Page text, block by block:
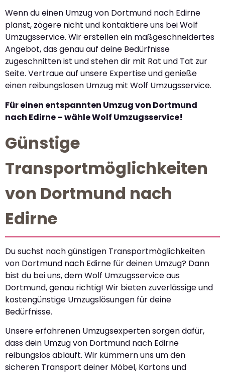
Wenn du einen Umzug von Dortmund nach Edirne
planst, zögere nicht und kontaktiere uns bei Wolf
Umzugsservice. Wir erstellen ein maßgeschneidertes
Angebot, das genau auf deine Bedürfnisse
zugeschnitten ist und stehen dir mit Rat und Tat zur
Seite. Vertraue auf unsere Expertise und genieße
einen reibungslosen Umzug mit Wolf Umzugsservice.
Für einen entspannten Umzug von Dortmund
nach Edirne – wähle Wolf Umzugsservice!
Günstige
Transportmöglichkeiten
von Dortmund nach
Edirne
Du suchst nach günstigen Transportmöglichkeiten
von Dortmund nach Edirne für deinen Umzug? Dann
bist du bei uns, dem Wolf Umzugsservice aus
Dortmund, genau richtig! Wir bieten zuverlässige und
kostengünstige Umzugslösungen für deine
Bedürfnisse.
Unsere erfahrenen Umzugsexperten sorgen dafür,
dass dein Umzug von Dortmund nach Edirne
reibungslos abläuft. Wir kümmern uns um den
sicheren Transport deiner Möbel, Kartons und